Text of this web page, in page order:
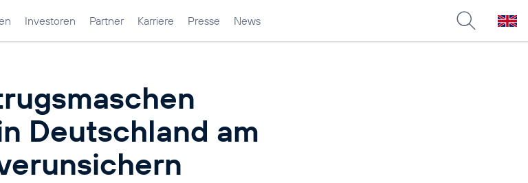
Investoren Partner Karriere Presse News
Deutschland am